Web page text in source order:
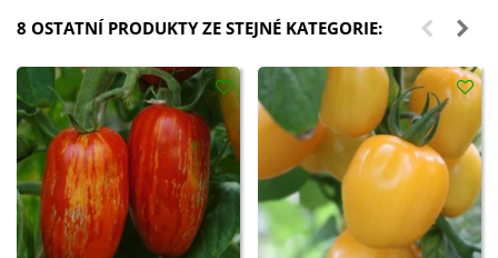
8 OSTATNÍ PRODUKTY ZE STEJNÉ KATEGORIE: